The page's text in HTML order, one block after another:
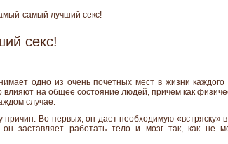
самый лучший секс!
секс!
одно из очень почетных мест в жизни
на общее состояние людей, причем как
случае.
причин. Во-первых, он дает необходимую «встряску»
заставляет работать тело и мозг так, как не